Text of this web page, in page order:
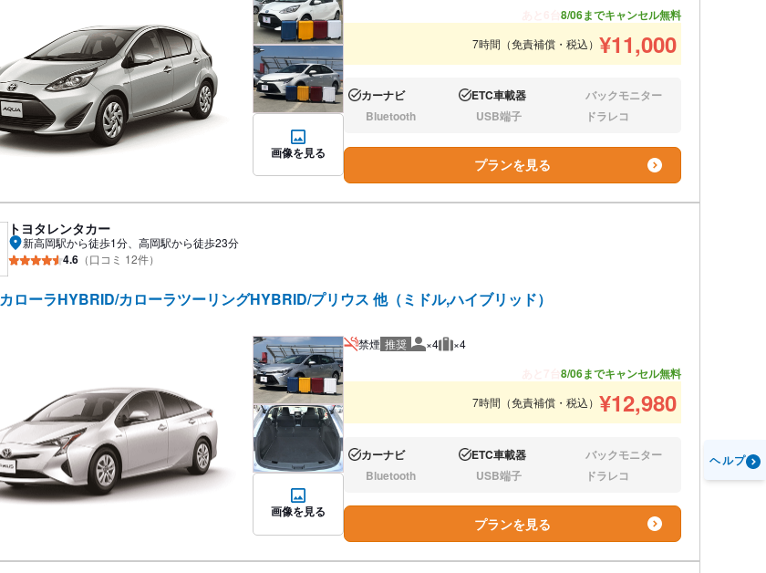
画像を見る
8/06までキャンセル無料
7時間（免責補償・税込） ¥11,000
あり:カーナビ あり:ETC車載器 なし:バックモニター
なし:Bluetooth なし:USB端子 なし:ドラレコ
プランを見る
トヨタレンタカー
新高岡駅から徒歩1分、高岡駅から徒歩23分
4.6 （口コミ 12件）
カローラHYBRID/カローラツーリングHYBRID/プリウス 他（ミドル,ハイブリッド）
画像を見る
禁煙 推奨 推奨人数
×4 推奨荷物
×4
8/06までキャンセル無料
7時間（免責補償・税込） ¥12,980
あり:カーナビ あり:ETC車載器 なし:バックモニター
なし:Bluetooth なし:USB端子 なし:ドラレコ
プランを見る
ヘルプ